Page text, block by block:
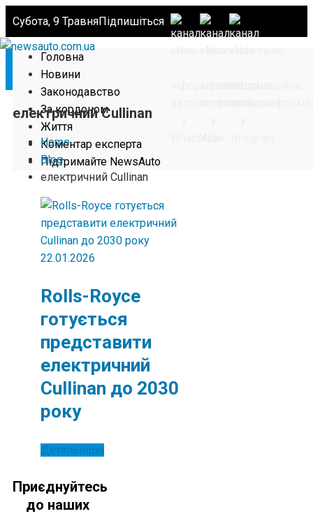
Субота, 9 ТравняПідпишіться
Головна
Новини
Законодавство
За кордоном
Життя
Коментар експерта
Підтримайте NewsAuto
електричний Cullinan
Home
Blog
електричний Cullinan
22.01.2026
Rolls-Royce
готується
представити
електричний
Cullinan до 2030
року
Детальніше
Приєднуйтесь
до наших